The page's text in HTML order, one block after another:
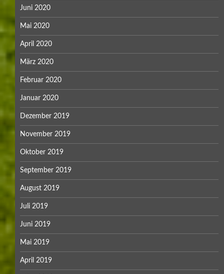
Juni 2020
Mai 2020
April 2020
März 2020
Februar 2020
Januar 2020
Dezember 2019
November 2019
Oktober 2019
September 2019
August 2019
Juli 2019
Juni 2019
Mai 2019
April 2019